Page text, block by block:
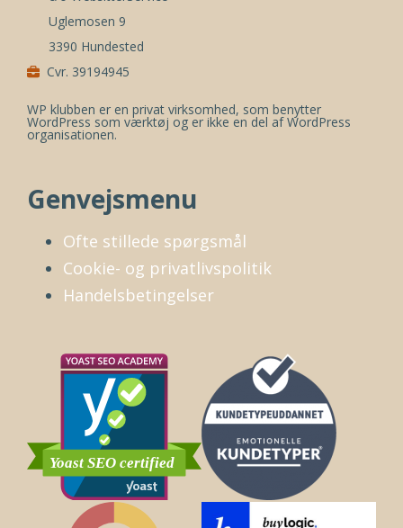
Uglemosen 9
3390 Hundested
Cvr. 39194945
WP klubben er en privat virksomhed, som benytter
WordPress som værktøj og er ikke en del af WordPress
organisationen.
Genvejsmenu
Ofte stillede spørgsmål
Cookie- og privatlivspolitik
Handelsbetingelser